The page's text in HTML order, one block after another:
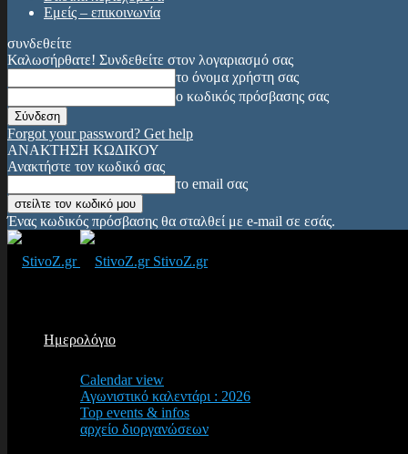
Εμείς – επικοινωνία
συνδεθείτε
Καλωσήρθατε! Συνδεθείτε στον λογαριασμό σας
το όνομα χρήστη σας
ο κωδικός πρόσβασης σας
Forgot your password? Get help
ΑΝΑΚΤΗΣΗ ΚΩΔΙΚΟΥ
Ανακτήστε τον κωδικό σας
το email σας
Ένας κωδικός πρόσβασης θα σταλθεί με e-mail σε εσάς.
StivoZ.gr
Ημερολόγιο
Calendar view
Αγωνιστικό καλεντάρι : 2026
Top events & infos
αρχείο διοργανώσεων